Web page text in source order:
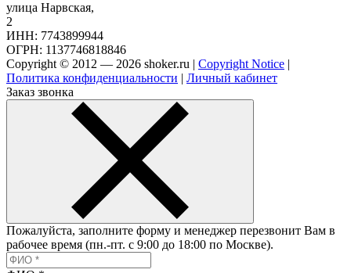
улица Нарвская,
2
ИНН: 7743899944
ОГРН: 1137746818846
Copyright © 2012 — 2026 shoker.ru | Copyright Notice |
Политика конфиденциальности | Личный кабинет
Заказ звонка
Пожалуйста, заполните форму и менеджер перезвонит Вам в
рабочее время (пн.-пт. с 9:00 до 18:00 по Москве).